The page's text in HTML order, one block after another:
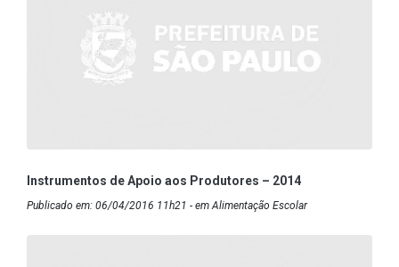
Instrumentos de Apoio aos Produtores – 2014
Publicado em: 06/04/2016 11h21 - em Alimentação Escolar